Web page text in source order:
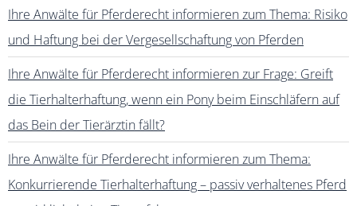
Ihre Anwälte für Pferderecht informieren zum Thema: Risiko
und Haftung bei der Vergesellschaftung von Pferden
Ihre Anwälte für Pferderecht informieren zur Frage: Greift
die Tierhalterhaftung, wenn ein Pony beim Einschläfern auf
das Bein der Tierärztin fällt?
Ihre Anwälte für Pferderecht informieren zum Thema:
Konkurrierende Tierhalterhaftung – passiv verhaltenes Pferd